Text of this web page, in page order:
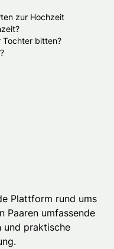
zur Hochzeit
Tochter bitten?
Plattform rund ums
Paaren umfassende
und praktische